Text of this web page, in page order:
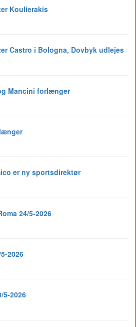
Koulierakis
Castro i Bologna, Dovbyk udlejes
Mancini forlænger
er ny sportsdirektør
24/5-2026
2026
5-2026